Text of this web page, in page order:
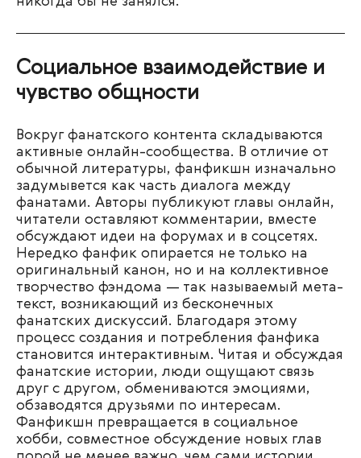
Социальное взаимодействие и
чувство общности
Вокруг фанатского контента складываются
активные онлайн-сообщества. В отличие от
обычной литературы, фанфикшн изначально
задумывется как часть диалога между
фанатами. Авторы публикуют главы онлайн,
читатели оставляют комментарии, вместе
обсуждают идеи на форумах и в соцсетях.
Нередко фанфик опирается не только на
оригинальный канон, но и на коллективное
творчество фэндома — так называемый мета-
текст, возникающий из бесконечных
фанатских дискуссий. Благодаря этому
процесс создания и потребления фанфика
становится интерактивным. Читая и обсуждая
фанатские истории, люди ощущают связь
друг с другом, обмениваются эмоциями,
обзаводятся друзьями по интересам.
Фанфикшн превращается в социальное
хобби, совместное обсуждение новых глав